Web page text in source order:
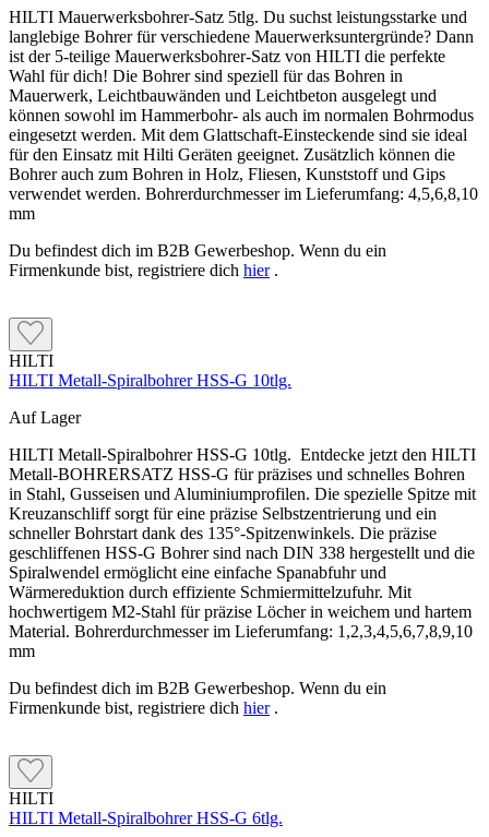
HILTI Mauerwerksbohrer-Satz 5tlg. Du suchst leistungsstarke und
langlebige Bohrer für verschiedene Mauerwerksuntergründe? Dann
ist der 5-teilige Mauerwerksbohrer-Satz von HILTI die perfekte
Wahl für dich! Die Bohrer sind speziell für das Bohren in
Mauerwerk, Leichtbauwänden und Leichtbeton ausgelegt und
können sowohl im Hammerbohr- als auch im normalen Bohrmodus
eingesetzt werden. Mit dem Glattschaft-Einsteckende sind sie ideal
für den Einsatz mit Hilti Geräten geeignet. Zusätzlich können die
Bohrer auch zum Bohren in Holz, Fliesen, Kunststoff und Gips
verwendet werden. Bohrerdurchmesser im Lieferumfang: 4,5,6,8,10
mm
Du befindest dich im B2B Gewerbeshop. Wenn du ein
Firmenkunde bist, registriere dich hier.
HILTI
HILTI Metall-Spiralbohrer HSS-G 10tlg.
Auf Lager
HILTI Metall-Spiralbohrer HSS-G 10tlg. Entdecke jetzt den HILTI
Metall-BOHRERSATZ HSS-G für präzises und schnelles Bohren
in Stahl, Gusseisen und Aluminiumprofilen. Die spezielle Spitze mit
Kreuzanschliff sorgt für eine präzise Selbstzentrierung und ein
schneller Bohrstart dank des 135°-Spitzenwinkels. Die präzise
geschliffenen HSS-G Bohrer sind nach DIN 338 hergestellt und die
Spiralwendel ermöglicht eine einfache Spanabfuhr und
Wärmereduktion durch effiziente Schmiermittelzufuhr. Mit
hochwertigem M2-Stahl für präzise Löcher in weichem und hartem
Material. Bohrerdurchmesser im Lieferumfang: 1,2,3,4,5,6,7,8,9,10
mm
Du befindest dich im B2B Gewerbeshop. Wenn du ein
Firmenkunde bist, registriere dich hier.
HILTI
HILTI Metall-Spiralbohrer HSS-G 6tlg.